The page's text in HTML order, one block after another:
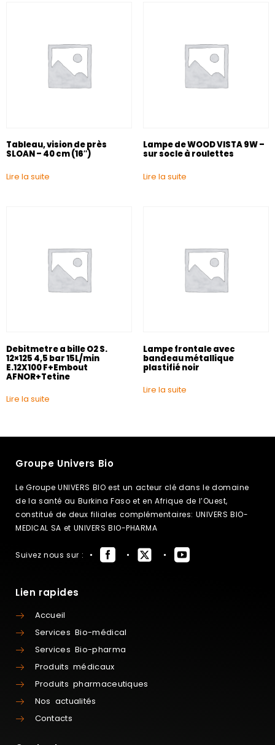
Tableau, vision de près
SLOAN – 40 cm (16″)
Lire la suite
Lampe de WOOD VISTA 9W –
sur socle à roulettes
Lire la suite
Debitmetre a bille O2 S.
12×125 4,5 bar 15L/min
E.12X100 F+Embout
AFNOR+Tetine
Lire la suite
Lampe frontale avec
bandeau métallique
plastifié noir
Lire la suite
Groupe Univers Bio
Le Groupe UNIVERS BIO est un acteur clé dans le domaine
de la santé au Burkina Faso et en Afrique de l’Ouest,
constitué de deux filiales complémentaires: UNIVERS BIO-
MEDICAL SA et UNIVERS BIO-PHARMA
Suivez nous sur :
Lien rapides
Accueil
Services Bio-médical
Services Bio-pharma
Produits médicaux
Produits pharmaceutiques
Nos actualités
Contacts